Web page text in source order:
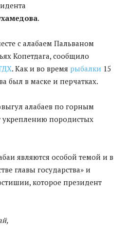
.
с алабаем Пальваном
Копетдага, сообщило
. Как и во время рыбалки 15
был в маске и перчатках.
алабаев по горным
укреплению породистых
являются особой темой и в
главы государства» и
которое президент